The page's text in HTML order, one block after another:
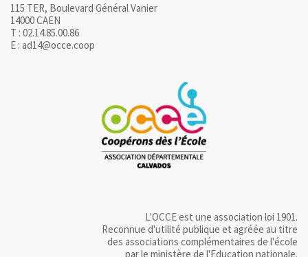
115 TER, Boulevard Général Vanier
14000 CAEN
T : 02.14.85.00.86
E : ad14@occe.coop
L'OCCE est une association loi 1901.
Reconnue d'utilité publique et agréée au titre
des associations complémentaires de l'école
par le ministère de l'Education nationale.